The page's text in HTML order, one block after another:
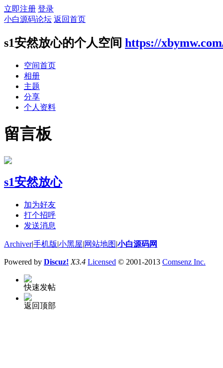
立即注册 登录
小白源码论坛 返回首页
s1安然放心的个人空间 https://
空间首页
相册
主题
分享
个人资料
留言板
s1安然放心
加为好友
打个招呼
发送消息
Archiver|手机版|小黑屋|网站地图|小白源码网
Powered by Discuz! X3.4 Licensed © 2001-2013 Comsenz Inc.
快速发帖
返回顶部